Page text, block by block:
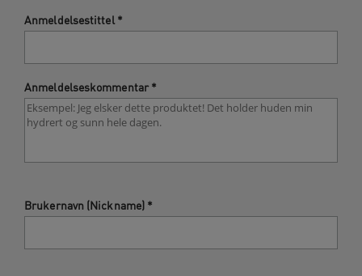
Anmeldelsestittel *
Anmeldelseskommentar*
Brukernavn (Nickname) *